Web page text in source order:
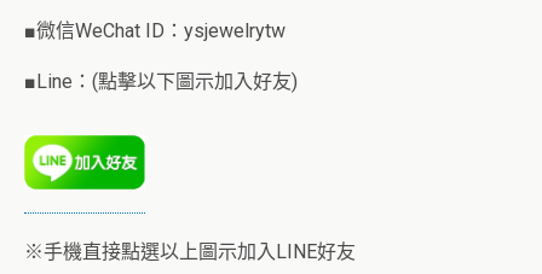
■微信WeChat ID：ysjewelrytw
■Line：(點擊以下圖示加入好友)
※手機直接點選以上圖示加入LINE好友